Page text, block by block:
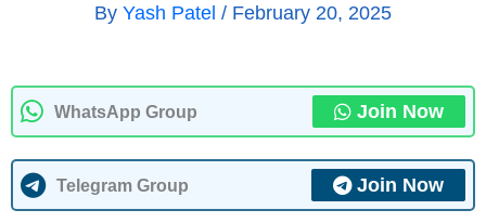
By Yash Patel / February 20, 2025
WhatsApp Group Join Now
Telegram Group Join Now